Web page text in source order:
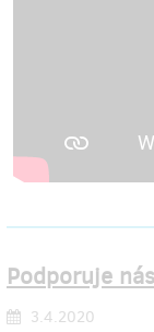
Podporuje
3.4.2020